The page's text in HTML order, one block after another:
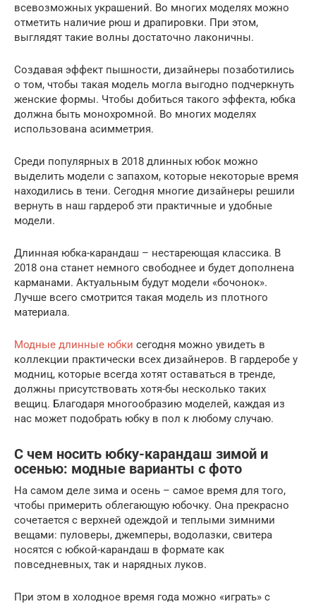
всевозможных украшений. Во многих моделях можно
отметить наличие рюш и драпировки. При этом,
выглядят такие волны достаточно лаконичны.
Создавая эффект пышности, дизайнеры позаботились
о том, чтобы такая модель могла выгодно подчеркнуть
женские формы. Чтобы добиться такого эффекта, юбка
должна быть монохромной. Во многих моделях
использована асимметрия.
Среди популярных в 2018 длинных юбок можно
выделить модели с запахом, которые некоторые время
находились в тени. Сегодня многие дизайнеры решили
вернуть в наш гардероб эти практичные и удобные
модели.
Длинная юбка-карандаш – нестареющая классика. В
2018 она станет немного свободнее и будет дополнена
карманами. Актуальным будут модели «бочонок».
Лучше всего смотрится такая модель из плотного
материала.
Модные длинные юбки сегодня можно увидеть в
коллекции практически всех дизайнеров. В гардеробе у
модниц, которые всегда хотят оставаться в тренде,
должны присутствовать хотя-бы несколько таких
вещиц. Благодаря многообразию моделей, каждая из
нас может подобрать юбку в пол к любому случаю.
С чем носить юбку-карандаш зимой и
осенью: модные варианты с фото
На самом деле зима и осень – самое время для того,
чтобы примерить облегающую юбочку. Она прекрасно
сочетается с верхней одеждой и теплыми зимними
вещами: пуловеры, джемперы, водолазки, свитера
носятся с юбкой-карандаш в формате как
повседневных, так и нарядных луков.
При этом в холодное время года можно «играть» с